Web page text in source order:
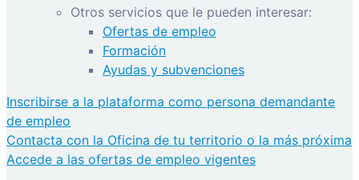
Otros servicios que le pueden interesar:
Ofertas de empleo
Formación
Ayudas y subvenciones
Inscribirse a la plataforma como persona demandante
de empleo
Contacta con la Oficina de tu territorio o la más próxima
Accede a las ofertas de empleo vigentes